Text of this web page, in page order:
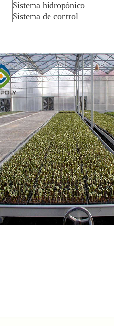
Sistema hidropónico
Sistema de control